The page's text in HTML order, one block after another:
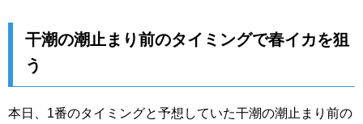
干潮の潮止まり前のタイミングで春イカを狙
う
本日、1番のタイミングと予想していた干潮の潮止まり前の